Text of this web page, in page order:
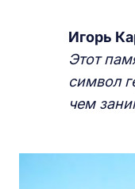
Игорь
Этот
символ
чем